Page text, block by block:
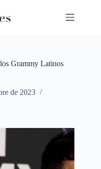
Grammy Latinos
de 2023